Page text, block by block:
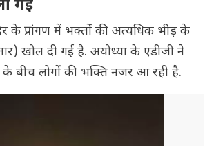
गई
के प्रांगण में भक्तों की अत्यधिक भीड़ के
खोल दी गई है. अयोध्या के एडीजी ने
के बीच लोगों की भक्ति नजर आ रही है.